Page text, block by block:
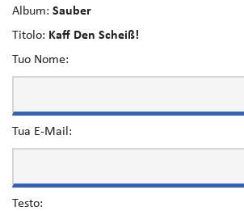
Album: Sauber
Titolo: Kaff Den Scheiß!
Tuo Nome:
Tua E-Mail:
Testo: